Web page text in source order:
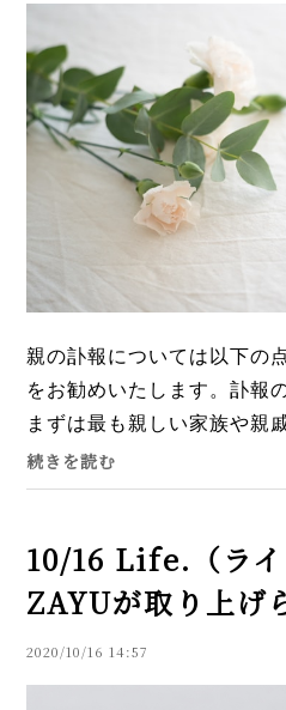
親の訃報については以下の
をお勧めいたします。訃報
まずは最も親しい家族や親
次に友人、知人、職場の上
他の関係者へと順を追...
続きを読む
10/16 Life.（ライ
ZAYUが取り上げ
2020/10/16 14:57